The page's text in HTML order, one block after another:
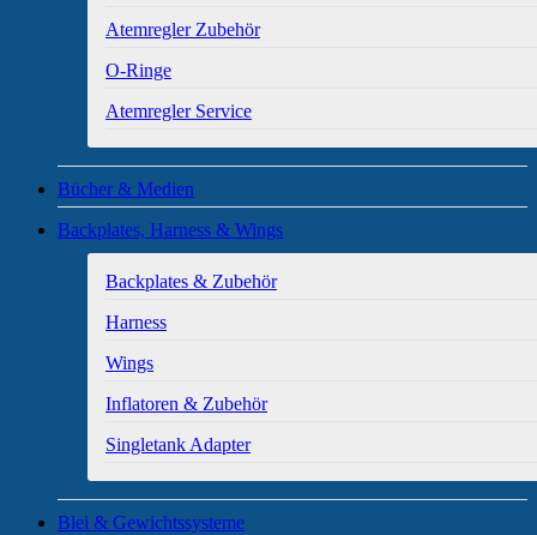
Atemregler Zubehör
O-Ringe
Atemregler Service
Bücher & Medien
Backplates, Harness & Wings
Backplates & Zubehör
Harness
Wings
Inflatoren & Zubehör
Singletank Adapter
Blei & Gewichtssysteme